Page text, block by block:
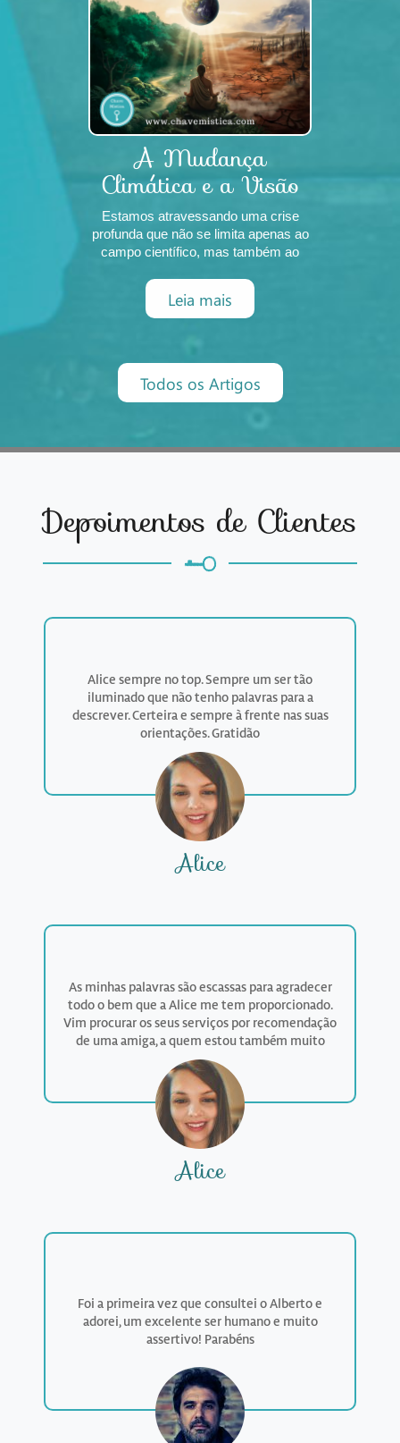
A Mudança
Climática e a Visão
Espiritual
Estamos atravessando uma crise
profunda que não se limita apenas ao
campo científico, mas também ao
humanidade e a natureza pode ser
compreendido como um reflexo do
egoísmo, da ganância e da
Leia mais
Todos os Artigos
Depoimentos de Clientes
Alice sempre no top. Sempre um ser tão
iluminado que não tenho palavras para a
descrever. Certeira e sempre à frente nas suas
orientações. Gratidão
Alice
As minhas palavras são escassas para agradecer
todo o bem que a Alice me tem proporcionado.
Vim procurar os seus serviços por recomendação
de uma amiga, a quem estou também muito
grata. Bendita a hora em que me cruzei no seu
caminho! Gratidão pela belíssima pessoa e
exímia profissional que é... O me
Alice
Foi a primeira vez que consultei o Alberto e
adorei, um excelente ser humano e muito
assertivo! Parabéns